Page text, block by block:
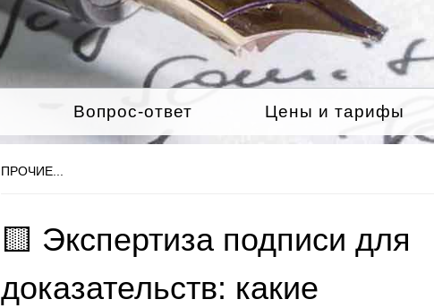
Вопрос-ответ Цены и тарифы
ПРОЧИЕ...
🟨 Экспертиза подписи для
доказательств: какие